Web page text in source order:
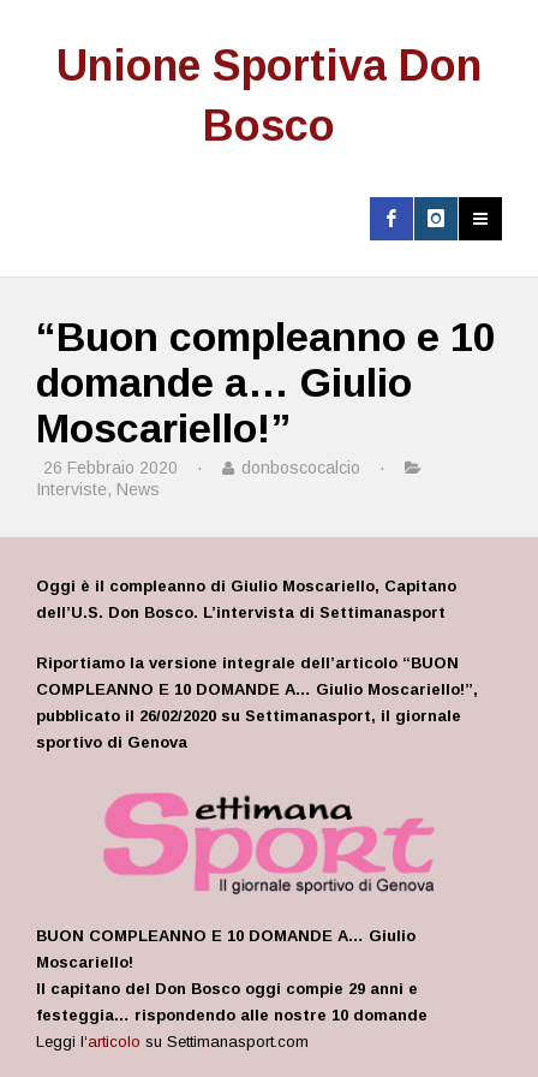
Unione Sportiva Don
Bosco
“Buon compleanno e 10
domande a… Giulio
Moscariello!”
26 Febbraio 2020 · donboscocalcio
·
Interviste, News
Oggi è il compleanno di Giulio Moscariello, Capitano
dell’U.S. Don Bosco. L’intervista di Settimanasport
Riportiamo la versione integrale dell’articolo “BUON
COMPLEANNO E 10 DOMANDE A… Giulio Moscariello!”,
pubblicato il 26/02/2020 su Settimanasport, il giornale
sportivo di Genova
BUON COMPLEANNO E 10 DOMANDE A… Giulio
Moscariello!
Il capitano del Don Bosco oggi compie 29 anni e
festeggia… rispondendo alle nostre 10 domande
Leggi l‘articolo su Settimanasport.com